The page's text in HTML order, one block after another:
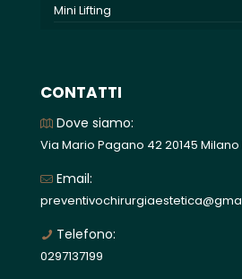
Mini Lifting
CONTATTI
Dove siamo:
Via Mario Pagano 42 20145 Milano
Email:
Telefono:
0297137199